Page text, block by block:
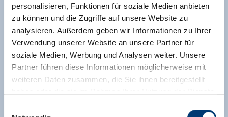
personalisieren, Funktionen für soziale Medien anbieten
zu können und die Zugriffe auf unsere Website zu
analysieren. Außerdem geben wir Informationen zu Ihrer
Verwendung unserer Website an unsere Partner für
soziale Medien, Werbung und Analysen weiter. Unsere
Partner führen diese Informationen möglicherweise mit
weiteren Daten zusammen, die Sie ihnen bereitgestellt